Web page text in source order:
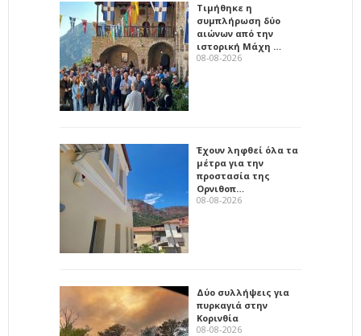
Τιμήθηκε η
συμπλήρωση δύο
αιώνων από την
ιστορική Μάχη …
08-08-2026
Έχουν ληφθεί όλα τα
μέτρα για την
προστασία της
Ορνιθοπ…
08-08-2026
Δύο συλλήψεις για
πυρκαγιά στην
Κορινθία
08-08-2026